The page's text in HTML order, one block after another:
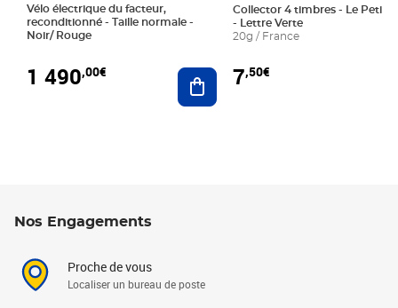
Vélo électrique du facteur,
reconditionné - Taille normale -
Noir/ Rouge
1 490,00€ Ajouter au panier
Collector 4 timbres - Le Petit
- Lettre Verte
20g / France
7,50€
Nos Engagements
Proche de vous
Localiser un bureau de poste